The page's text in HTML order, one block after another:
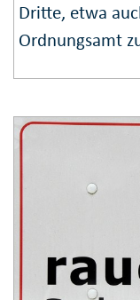
Dritte, etwa
Ordnungs­amt